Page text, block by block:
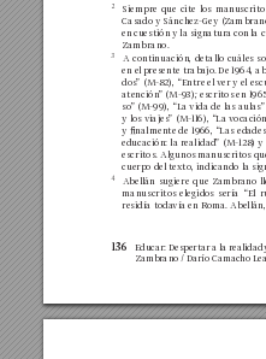
136 Educar: Despertar a la realidad
Zambrano / Darío Camacho
2 Siempre que cite los m
Casado y Sánchez-Gey
en cuestión y la signa tura con la
Zambrano.
3 A continuación, detallo cuáles
en el presente trabajo. De 1964,
dos” (M-82), “Entre el ver y el
atención” (M-93); escritos en 19
so” (M-99), “La vida de las
y los viajes” (M-116), “La
y nalmente de 1966, “Las
educación: la realidad” (M-128)
escritos. Algunos manuscritos
cuerpo del texto, indicando la
4 Abellán sugiere que Zambrano
manuscritos elegidos sería “El
residía todavía en Roma.